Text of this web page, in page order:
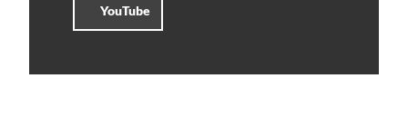
YouTube